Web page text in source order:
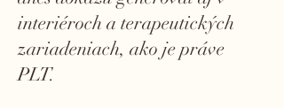
interiéroch a terapeutických
zariadeniach, ako je práve
PLT.